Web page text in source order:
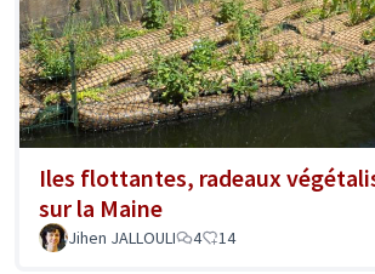
Iles flottantes, radeaux
sur la Maine
Jihen JALLOULI 4 14